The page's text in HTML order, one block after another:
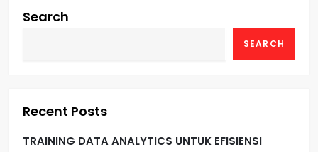
Search
SEARCH
Recent Posts
TRAINING DATA ANALYTICS UNTUK EFISIENSI